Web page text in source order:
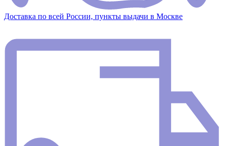
Доставка по всей России, пункты выдачи в Москве